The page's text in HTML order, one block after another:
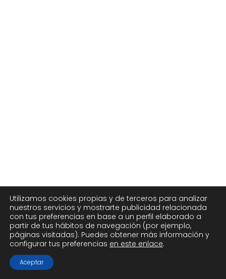
Utilizamos cookies propias y de terceros para analizar
nuestros servicios y mostrarte publicidad relacionada
con tus preferencias en base a un perfil elaborado a
partir de tus hábitos de navegación (por ejemplo,
páginas visitadas). Puedes obtener más información y
configurar tus preferencias en este enlace.
Aceptar